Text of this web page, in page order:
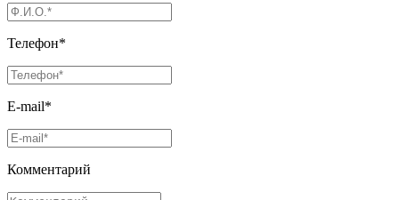
Телефон*
E-mail*
Комментарий